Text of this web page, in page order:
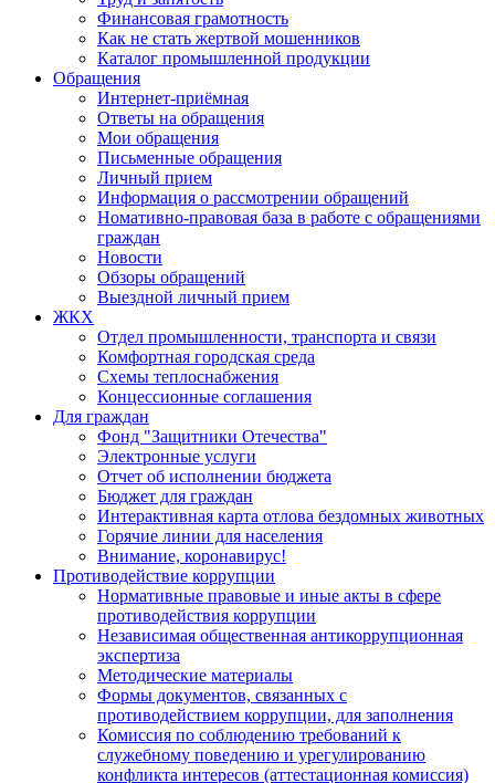
Финансовая грамотность
Как не стать жертвой мошенников
Каталог промышленной продукции
Обращения
Интернет-приёмная
Ответы на обращения
Мои обращения
Письменные обращения
Личный прием
Информация о рассмотрении обращений
Номативно-правовая база в работе с обращениями
граждан
Новости
Обзоры обращений
Выездной личный прием
ЖКХ
Отдел промышленности, транспорта и связи
Комфортная городская среда
Схемы теплоснабжения
Концессионные соглашения
Для граждан
Фонд "Защитники Отечества"
Электронные услуги
Отчет об исполнении бюджета
Бюджет для граждан
Интерактивная карта отлова бездомных животных
Горячие линии для населения
Внимание, коронавирус!
Противодействие коррупции
Нормативные правовые и иные акты в сфере
противодействия коррупции
Независимая общественная антикоррупционная
экспертиза
Методические материалы
Формы документов, связанных с
противодействием коррупции, для заполнения
Комиссия по соблюдению требований к
служебному поведению и урегулированию
конфликта интересов (аттестационная комиссия)